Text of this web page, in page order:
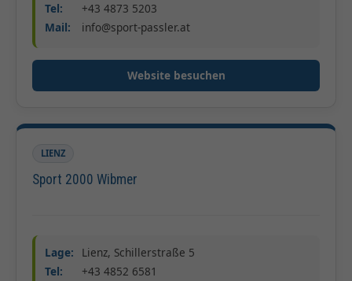
Tel:
+43 4873 5203
Mail:
info@sport-passler.at
Website besuchen
LIENZ
Sport 2000 Wibmer
Lage:
Lienz, Schillerstraße 5
Tel:
+43 4852 6581